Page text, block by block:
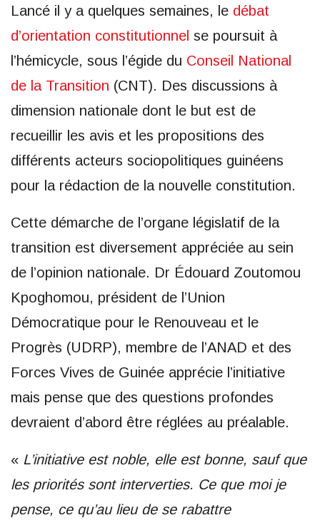
Lancé il y a quelques semaines, le débat
d’orientation constitutionnel se poursuit à
l’hémicycle, sous l’égide du Conseil National
de la Transition (CNT). Des discussions à
dimension nationale dont le but est de
recueillir les avis et les propositions des
différents acteurs sociopolitiques guinéens
pour la rédaction de la nouvelle constitution.
Cette démarche de l’organe législatif de la
transition est diversement appréciée au sein
de l’opinion nationale. Dr Édouard Zoutomou
Kpoghomou, président de l’Union
Démocratique pour le Renouveau et le
Progrès (UDRP), membre de l’ANAD et des
Forces Vives de Guinée apprécie l’initiative
mais pense que des questions profondes
devraient d’abord être réglées au préalable.
« L’initiative est noble, elle est bonne, sauf que
les priorités sont interverties. Ce que moi je
pense, ce qu’au lieu de se rabattre